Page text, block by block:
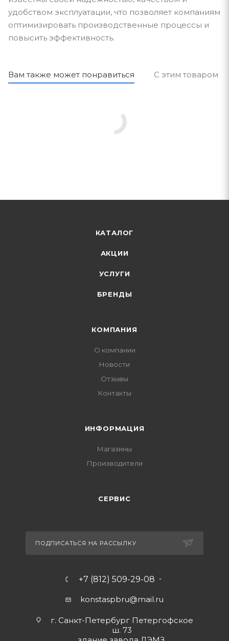
удобством эксплуатации, что позволяет компаниям
оптимизировать производственные процессы и
повысить эффективность.
Вам также может понравиться С этим товаром
КАТАЛОГ
АКЦИИ
УСЛУГИ
БРЕНДЫ
КОМПАНИЯ
О компании
Новости
Отзывы
Контакты
ИНФОРМАЦИЯ
Магазины
Производители
СЕРВИС
ПОДПИСАТЬСЯ НА РАССЫЛКУ
+7 (812) 509-29-08
konstaspbru@mail.ru
г. Санкт-Петербург Петергофское
ш. 73